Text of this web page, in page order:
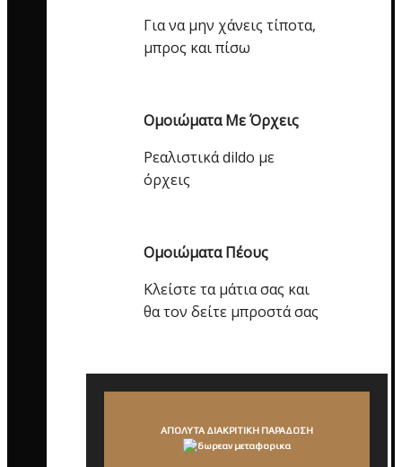
Για να μην χάνεις τίποτα,
μπρος και πίσω
Ομοιώματα Με Όρχεις
Ρεαλιστικά dildo με
όρχεις
Ομοιώματα Πέους
Κλείστε τα μάτια σας και
θα τον δείτε μπροστά σας
ΑΠΟΛΥΤΑ ΔΙΑΚΡΙΤΙΚΗ ΠΑΡΑΔΟΣΗ